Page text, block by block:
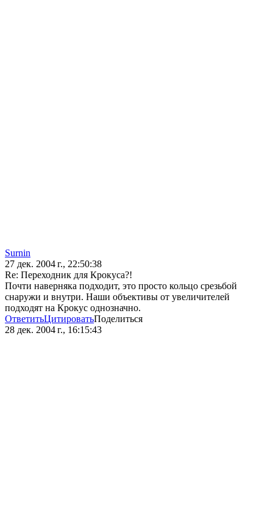
Surnin
27 дек. 2004 г., 22:50:38
Re: Переходник для Крокуса?!
Почти наверняка подходит, это просто кольцо срезьбой
снаружи и внутри. Наши объективы от увеличителей
подходят на Крокус однозначно.
ОтветитьЦитироватьПоделиться
28 дек. 2004 г., 16:15:43